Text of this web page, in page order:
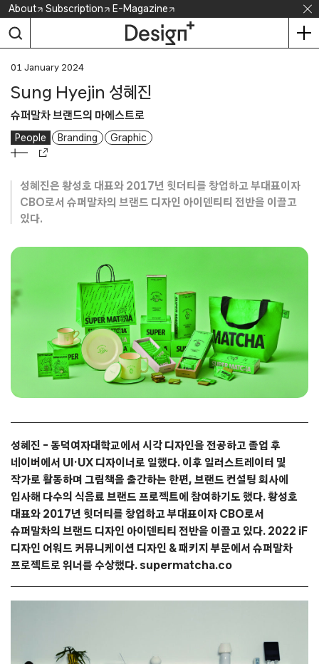
Skip
content
About Subscription E-Magazine
01 January 2024
Sung Hyejin 성혜진
슈퍼말차 브랜드의 마에스트로
People Branding Graphic
성혜진은 황성호 대표와 2017년 힛더티를 창업하고 부대표이자
CBO로서 슈퍼말차의 브랜드 디자인 아이덴티티 전반을 이끌고
있다.
성혜진 – 동덕여자대학교에서 시각 디자인을 전공하고 졸업 후
네이버에서 UI·UX 디자이너로 일했다. 이후 일러스트레이터 및
작가로 활동하며 그림책을 출간하는 한편, 브랜드 컨설팅 회사에
입사해 다수의 식음료 브랜드 프로젝트에 참여하기도 했다. 황성호
대표와 2017년 힛더티를 창업하고 부대표이자 CBO로서
슈퍼말차의 브랜드 디자인 아이덴티티 전반을 이끌고 있다. 2022 iF
디자인 어워드 커뮤니케이션 디자인 & 패키지 부문에서 슈퍼말차
프로젝트로 위너를 수상했다. supermatcha.co